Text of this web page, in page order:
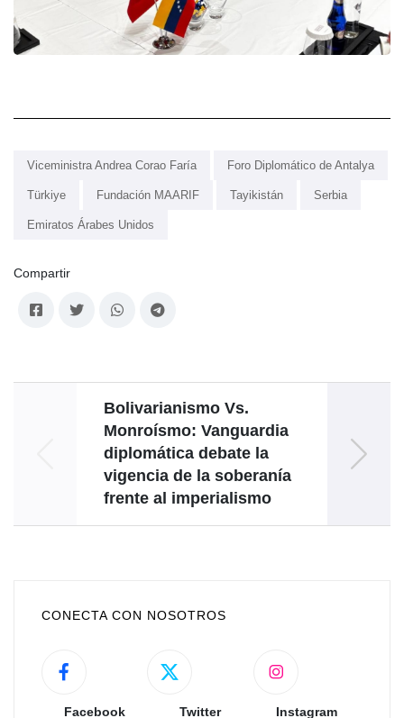
Viceministra Andrea Corao Faría Foro Diplomático de Antalya
Türkiye Fundación MAARIF Tayikistán Serbia
Emiratos Árabes Unidos
Compartir
Bolivarianismo Vs.
Monroísmo: Vanguardia
diplomática debate la
vigencia de la soberanía
frente al imperialismo
CONECTA CON NOSOTROS
Facebook Twitter Instagram